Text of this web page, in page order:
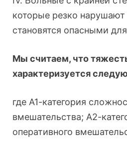
которые резко
становятся опасными
Мы считаем, что
характеризуется
где А1-категория
вмешательства; А2-
оперативного